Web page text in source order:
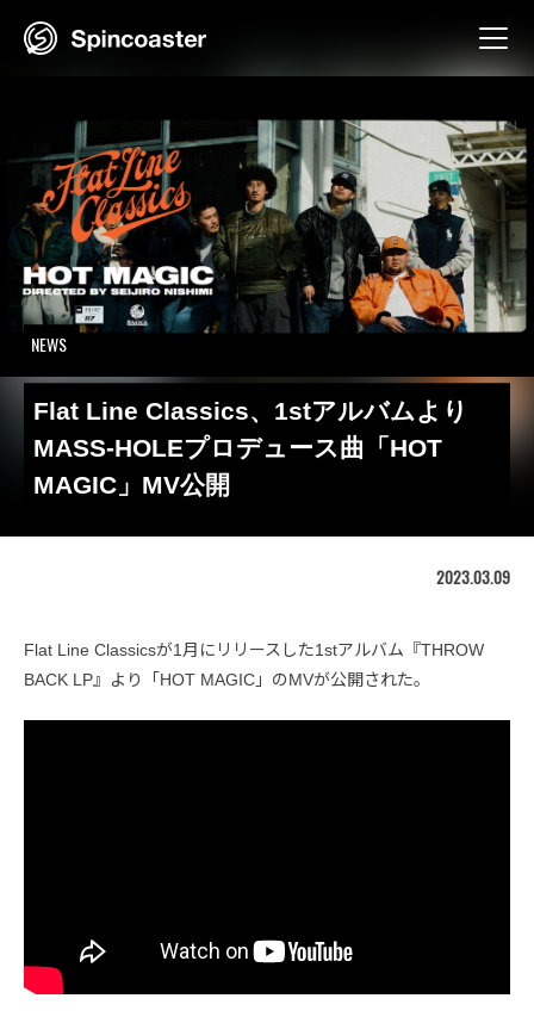
NEWS
Flat Line Classics、1stアルバムより
MASS-HOLEプロデュース曲「HOT
MAGIC」MV公開
2023.03.09
Flat Line Classicsが1月にリリースした1stアルバム『THROW
BACK LP』より「HOT MAGIC」のMVが公開された。